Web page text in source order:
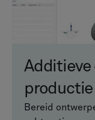
Additieve
productie
Bereid